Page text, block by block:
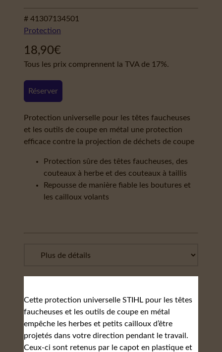
# 41307134501
Protection
18,90€
Tous les prix comprennent la TVA de 17%.
Réserver
Protection universelle pour les têtes faucheuses
et les outils de coupe en métal une protection
efficace contre la projection de déchets de coupe
Protection sûre des têtes faucheuses, des
couteaux à herbe et des couteaux à taillis
Repousse de manière fiable les boutures et
les cailloux volants
Cette protection universelle STIHL pour les têtes
faucheuses et les outils de coupe en métal
empêche les herbes et petits cailloux d’être
projetés dans votre direction pendant le travail.
Ceux-ci sont retenus par le capot en plastique et